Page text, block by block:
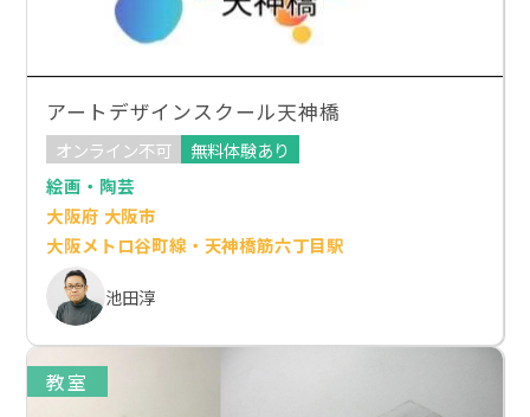
アートデザインスクール天神橋
オンライン不可
無料体験あり
絵画・陶芸
大阪府 大阪市
大阪メトロ谷町線・天神橋筋六丁目駅
池田淳
教室